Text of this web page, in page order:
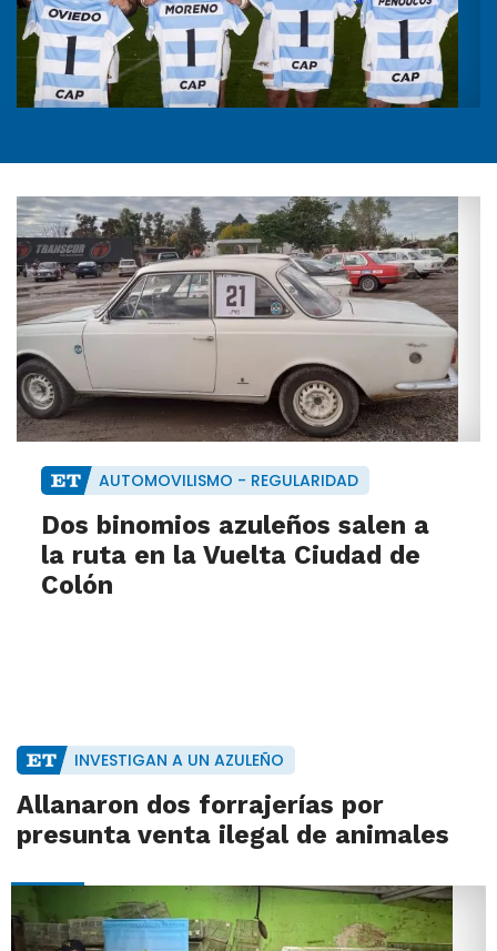
AUTOMOVILISMO - REGULARIDAD
Dos binomios azuleños salen a
la ruta en la Vuelta Ciudad de
Colón
INVESTIGAN A UN AZULEÑO
Allanaron dos forrajerías por
presunta venta ilegal de animales